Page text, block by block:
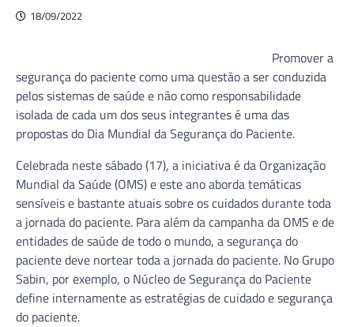
18/09/2022
Promover a
segurança do paciente como uma questão a ser conduzida
pelos sistemas de saúde e não como responsabilidade
isolada de cada um dos seus integrantes é uma das
propostas do Dia Mundial da Segurança do Paciente.
Celebrada neste sábado (17), a iniciativa é da Organização
Mundial da Saúde (OMS) e este ano aborda temáticas
sensíveis e bastante atuais sobre os cuidados durante toda
a jornada do paciente. Para além da campanha da OMS e de
entidades de saúde de todo o mundo, a segurança do
paciente deve nortear toda a jornada do paciente. No Grupo
Sabin, por exemplo, o Núcleo de Segurança do Paciente
define internamente as estratégias de cuidado e segurança
do paciente.